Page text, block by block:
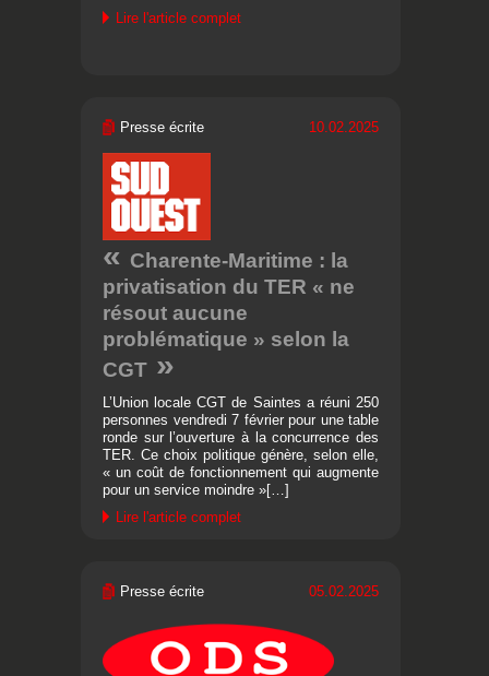
Lire l'article complet
Presse écrite 10.02.2025
Charente-Maritime : la
privatisation du TER « ne
résout aucune
problématique » selon la
CGT
L’Union locale CGT de Saintes a réuni 250
personnes vendredi 7 février pour une table
ronde sur l’ouverture à la concurrence des
TER. Ce choix politique génère, selon elle,
« un coût de fonctionnement qui augmente
pour un service moindre »[…]
Lire l'article complet
Presse écrite 05.02.2025